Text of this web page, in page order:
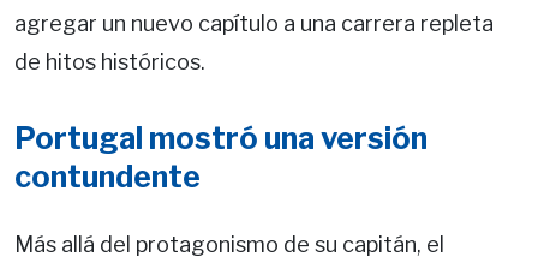
agregar un nuevo capítulo a una carrera repleta
de hitos históricos.
Portugal mostró una versión
contundente
Más allá del protagonismo de su capitán, el